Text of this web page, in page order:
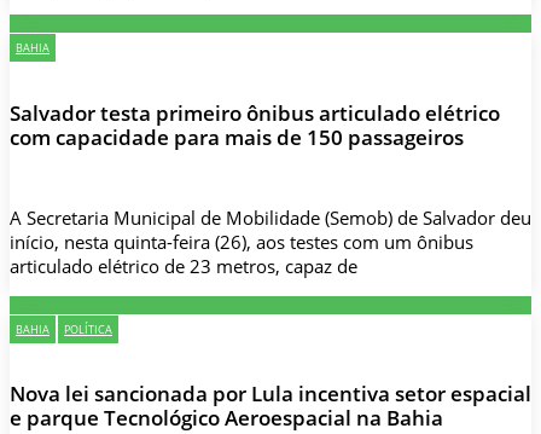
BAHIA
Salvador testa primeiro ônibus articulado elétrico
com capacidade para mais de 150 passageiros
A Secretaria Municipal de Mobilidade (Semob) de Salvador deu
início, nesta quinta-feira (26), aos testes com um ônibus
articulado elétrico de 23 metros, capaz de
BAHIA POLÍTICA
Nova lei sancionada por Lula incentiva setor espacial
e parque Tecnológico Aeroespacial na Bahia